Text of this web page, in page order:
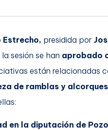
Estrecho, presidida por
sesión se han aprobado
están relacionadas
de ramblas y
en la diputación de